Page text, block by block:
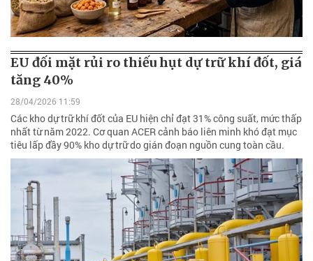
EU đối mặt rủi ro thiếu hụt dự trữ khí đốt, giá
tăng 40%
28/04/2026 11:59
Các kho dự trữ khí đốt của EU hiện chỉ đạt 31% công suất, mức thấp
nhất từ năm 2022. Cơ quan ACER cảnh báo liên minh khó đạt mục
tiêu lấp đầy 90% kho dự trữ do gián đoạn nguồn cung toàn cầu.